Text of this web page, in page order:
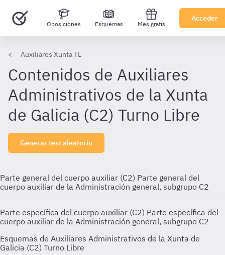
Oposiciones Esquemas Mes gratis
Acceder
Auxiliares Xunta TL
Contenidos de Auxiliares
Administrativos de la Xunta
de Galicia (C2) Turno Libre
Generar test aleatorio
Parte general del cuerpo auxiliar (C2) Parte general del
cuerpo auxiliar de la Administración general, subgrupo C2
Parte específica del cuerpo auxiliar (C2) Parte específica del
cuerpo auxiliar de la Administración general, subgrupo C2
Esquemas de Auxiliares Administrativos de la Xunta de
Galicia (C2) Turno Libre